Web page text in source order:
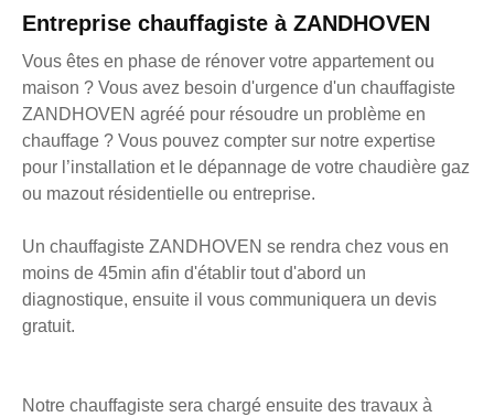
Entreprise chauffagiste à ZANDHOVEN
Vous êtes en phase de rénover votre appartement ou
maison ? Vous avez besoin d'urgence d'un chauffagiste
ZANDHOVEN agréé pour résoudre un problème en
chauffage ? Vous pouvez compter sur notre expertise
pour l’installation et le dépannage de votre chaudière gaz
ou mazout résidentielle ou entreprise.
Un chauffagiste ZANDHOVEN se rendra chez vous en
moins de 45min afin d'établir tout d'abord un
diagnostique, ensuite il vous communiquera un devis
gratuit.
Notre chauffagiste sera chargé ensuite des travaux à